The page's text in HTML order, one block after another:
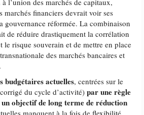
l’union des marchés de capitaux,
marchés financiers devrait voir ses
gouvernance réformée. La combinaison
de réduire drastiquement la corrélation
le risque souverain et de mettre en place
des marchés bancaires et
budgétaires actuelles, centrées sur le
du cycle d’activité)par une règle
un objectif de long terme de réduction
manquent à la fois de flexibilité